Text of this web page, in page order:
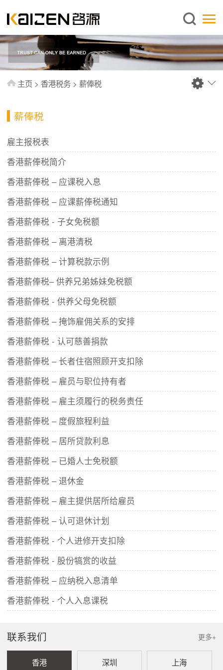
简体中文
关于启源
服务范围
新闻中心
常见问题
联系我们
主页 > 香港税务 > 薪俸税
薪俸税
雇主报税表
香港薪俸税简介
香港薪俸税 – 应课税入息
香港薪俸税 – 应课薪俸税通知
香港薪俸税 - 子女免税额
香港薪俸税 – 离港清税
香港薪俸税 – 计算税款示例
香港薪俸税– 供养兄弟姊妹免税额
香港薪俸税 - 供养父母免税额
香港薪俸税 – 掩饰雇佣关系的安排
香港薪俸税 - 认可慈善捐款
香港薪俸税 – 长者住宿照顾开支扣除
香港薪俸税 – 雇员与职位持有者
香港薪俸税 – 雇主须履行的税务责任
香港薪俸税 – 度假旅程利益
香港薪俸税 – 居所贷款利息
香港薪俸税 – 已婚人士免税额
香港薪俸税 – 退休金
​香港薪俸税 – 雇主提供居所给雇员
香港薪俸税 – 认可退休计划
香港薪俸税 - 个人进修开支扣除
香港薪俸税 - 股份犒赏的收益
香港薪俸税 – 应纳税入息清单
​香港薪俸税 - 个人入息课税
更多+
联系我们
香港 深圳 上海